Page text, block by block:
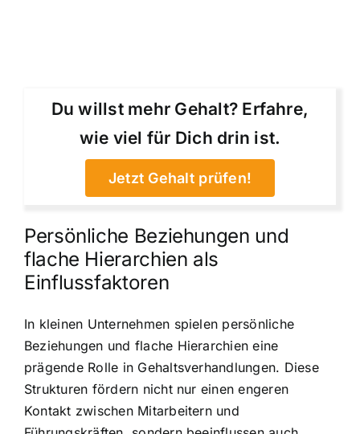
Du willst mehr Gehalt? Erfahre,
wie viel für Dich drin ist.
Jetzt Gehalt prüfen!
Persönliche Beziehungen und
flache Hierarchien als
Einflussfaktoren
In kleinen Unternehmen spielen persönliche
Beziehungen und flache Hierarchien eine
prägende Rolle in Gehaltsverhandlungen. Diese
Strukturen fördern nicht nur einen engeren
Kontakt zwischen Mitarbeitern und